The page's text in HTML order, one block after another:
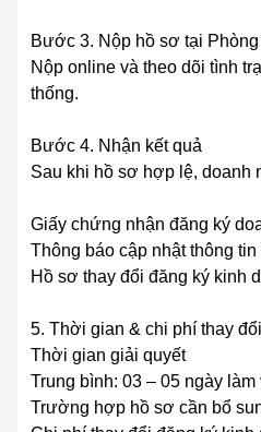
Bước 3. Nộp hồ sơ tại
Nộp online và theo dõi tình
thống.
Bước 4. Nhận kết quả
Sau khi hồ sơ hợp lệ, doanh
Giấy chứng nhận đăng ký
Thông báo cập nhật thông tin
Hồ sơ thay đổi đăng ký kinh
5. Thời gian & chi phí thay
Thời gian giải quyết
Trung bình: 03 – 05 ngày làm
Trường hợp hồ sơ cần bổ